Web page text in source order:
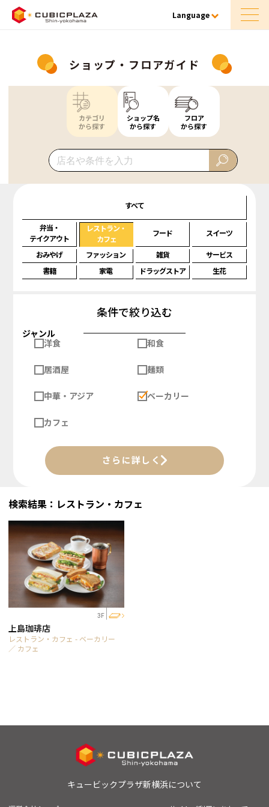
Language
ショップ・フロアガイド
カテゴリ
から探す
ショップ名
から探す
フロア
から探す
すべて
弁当・
テイクアウト
レストラン・
カフェ
フード スイーツ
おみやげ ファッション 雑貨
サービス
書籍
家電 ドラッグストア 生花
条件で絞り込む
ジャンル
洋食
和食
居酒屋 麺類
中華・アジア ベーカリー
カフェ
さらに詳しく
検索結果：レストラン・カフェ
3F
上島珈琲店
レストラン・カフェ - ベーカリー
／ カフェ
キュービックプラザ新横浜について